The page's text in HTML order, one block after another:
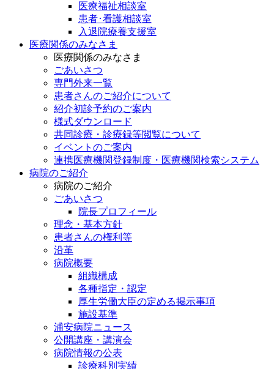
医療福祉相談室
患者･看護相談室
入退院療養支援室
医療関係のみなさま
医療関係のみなさま
ごあいさつ
専門外来一覧
患者さんのご紹介について
紹介初診予約のご案内
様式ダウンロード
共同診療・診療録等閲覧について
イベントのご案内
連携医療機関登録制度・医療機関検索システム
病院のご紹介
病院のご紹介
ごあいさつ
院長プロフィール
理念・基本方針
患者さんの権利等
沿革
病院概要
組織構成
各種指定・認定
厚生労働大臣の定める掲示事項
施設基準
浦安病院ニュース
公開講座・講演会
病院情報の公表
診療科別実績